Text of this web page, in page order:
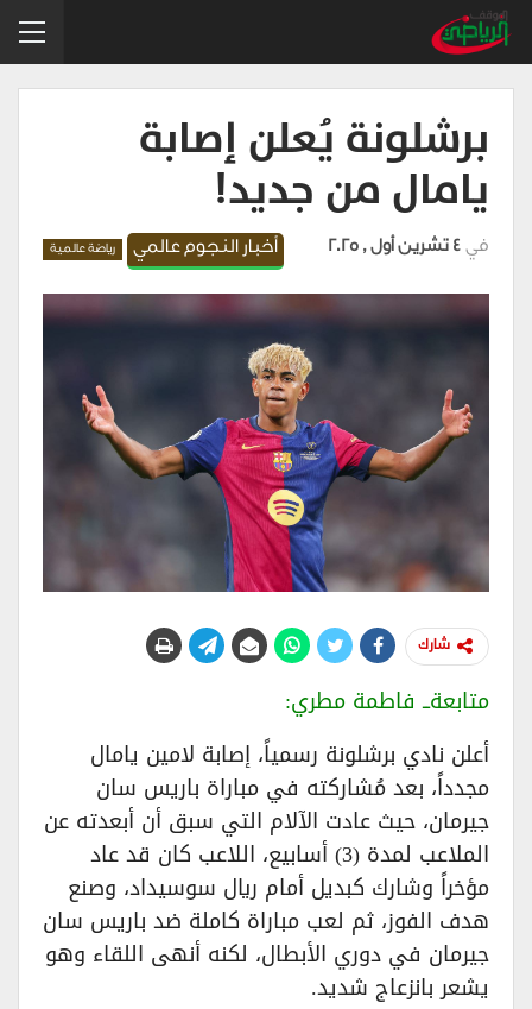
برشلونة يُعلن إصابة
يامال من جديد!
أخبار النجوم عالمي رياضة عالمية في 4 تشرين أول , 2025
شارك
متابعةــ فاطمة مطري:
أعلن نادي برشلونة رسمياً، إصابة لامين يامال
مجدداً، بعد مُشاركته في مباراة باريس سان
جيرمان، حيث عادت الآلام التي سبق أن أبعدته عن
الملاعب لمدة (3) أسابيع، اللاعب كان قد عاد
مؤخراً وشارك كبديل أمام ريال سوسيداد، وصنع
هدف الفوز، ثم لعب مباراة كاملة ضد باريس سان
جيرمان في دوري الأبطال، لكنه أنهى اللقاء وهو
يشعر بانزعاج شديد.